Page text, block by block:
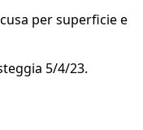
per superficie e
5/4/23.